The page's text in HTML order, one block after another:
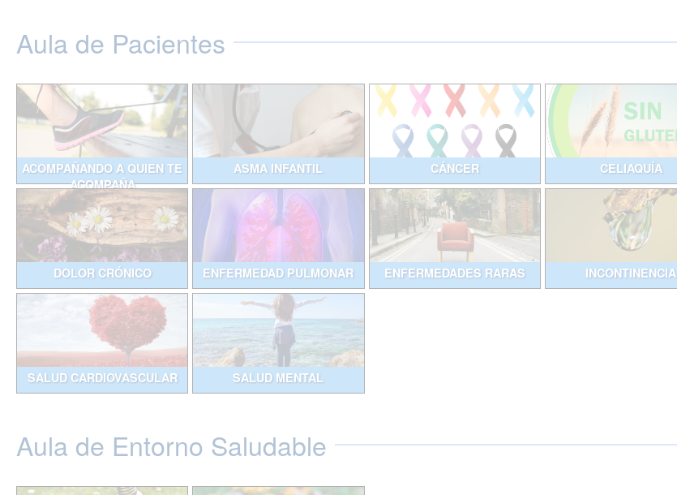
Aula de Pacientes
ACOMPAÑANDO A QUIEN TE
ACOMPAÑA
ASMA INFANTIL CÁNCER CELIAQUÍA
DOLOR CRÓNICO ENFERMEDAD PULMONAR ENFERMEDADES RARAS INCONTINENCIA
SALUD CARDIOVASCULAR SALUD MENTAL
Aula de Entorno Saludable